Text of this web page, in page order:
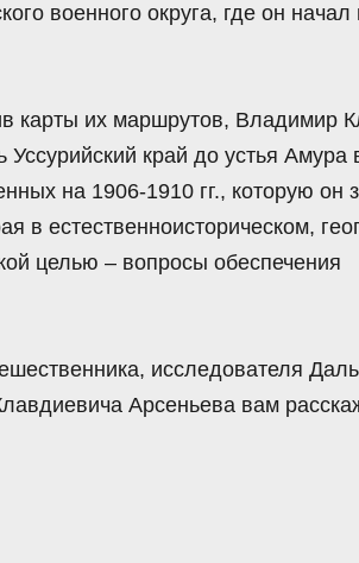
военного округа, где он начал
карты их маршрутов, Владимир
край до устья Амура
на 1906-1910 гг., которую он
в естественноисторическом,
целью – вопросы обеспечения
исследователя
Арсеньева вам